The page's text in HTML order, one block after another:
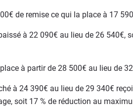
de remise ce qui la place à 17
à 22 090€ au lieu de 26 540€,
à partir de 28 500€ au lieu de
à 24 390€ au lieu de 29 340€
soit 17 % de réduction au